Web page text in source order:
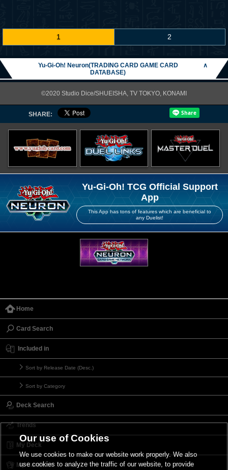
1 2
Yu-Gi-Oh! Neuron(TRADING CARD GAME CARD
DATABASE)
∧
©2020 Studio Dice/SHUEISHA, TV TOKYO, KONAMI
SHARE:
Yu-Gi-Oh! TCG Official Support
App
This App has tons of features which are beneficial to
any Duelist!
Home
Card Search
Included in
Sort by Release Date (Desc.)
Sort by Category
Deck Search
Trends
My Deck
My Card List
Our use of Cookies
We use cookies to make our website work properly. We also
use cookies to analyze the traffic of our website, to provide